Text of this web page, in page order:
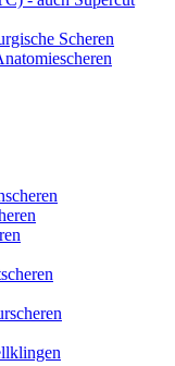
Scheren